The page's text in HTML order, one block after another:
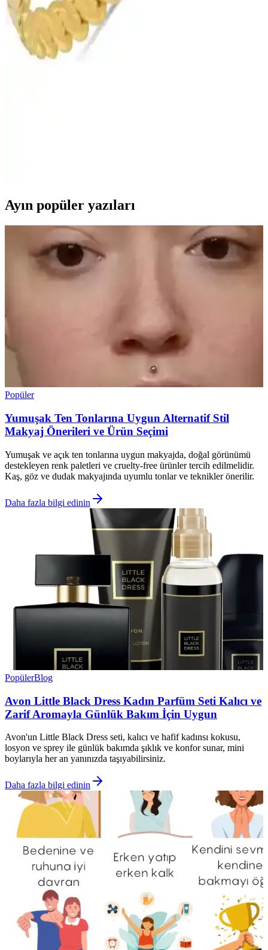
Kibrit Çöpü Bilezik ile Işçiliksiz Bilezik (T51) 5 g
Modellerinin Üretim Özellikleri
Bu karşılaştırma Kibrit Çöpü Bilezik ile Işçiliksiz Bilezik
modellerinin malzeme saflığı (22 Ayar, 0,916), ağırlık ve ölçü
Ayın popüler yazıları
Popüler
Yumuşak Ten Tonlarına Uygun Alternatif Stil
Makyaj Önerileri ve Ürün Seçimi
Yumuşak ve açık ten tonlarına uygun makyajda, doğal görünümü
destekleyen renk paletleri ve cruelty-free ürünler tercih edilmelidir.
Kaş, göz ve dudak makyajında uyumlu tonlar ve teknikler önerilir.
Daha fazla bilgi edinin
PopülerBlog
Avon Little Black Dress Kadın Parfüm Seti Kalıcı ve
Zarif Aromayla Günlük Bakım İçin Uygun
Avon'un Little Black Dress seti, kalıcı ve hafif kadınsı kokusu,
losyon ve sprey ile günlük bakımda şıklık ve konfor sunar, mini
boylarıyla her an yanınızda taşıyabilirsiniz.
Daha fazla bilgi edinin